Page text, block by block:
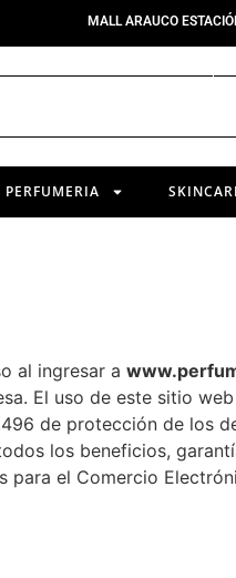
MALL ARAUCO
PERFUMERIA
al ingresar a
El uso de este sitio
de protección de los
los beneficios,
para el Comercio